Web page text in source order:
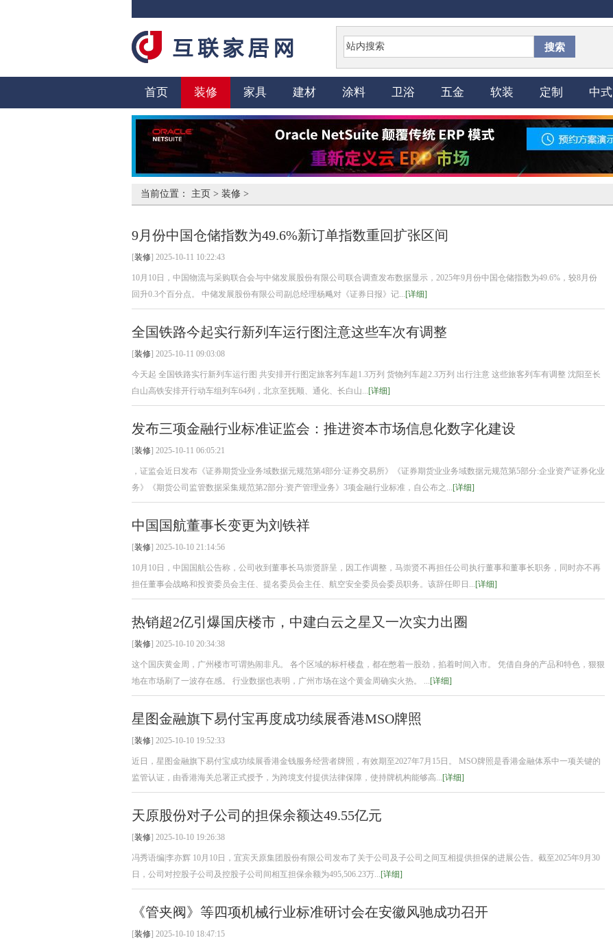
搜索
首页 装修 家具 建材 涂料 卫浴 五金 软装 定制 中式
当前位置： 主页 > 装修 >
9月份中国仓储指数为49.6%新订单指数重回扩张区间
[装修] 2025-10-11 10:22:43
10月10日，中国物流与采购联合会与中储发展股份有限公司联合调查发布数据显示，2025年9月份中国仓储指数为49.6%，较8月份
回升0.3个百分点。 中储发展股份有限公司副总经理杨飚对《证券日报》记...[详细]
全国铁路今起实行新列车运行图注意这些车次有调整
[装修] 2025-10-11 09:03:08
今天起 全国铁路实行新列车运行图 共安排开行图定旅客列车超1.3万列 货物列车超2.3万列 出行注意 这些旅客列车有调整 沈阳至长
白山高铁安排开行动车组列车64列，北京至抚顺、通化、长白山...[详细]
发布三项金融行业标准证监会：推进资本市场信息化数字化建设
[装修] 2025-10-11 06:05:21
，证监会近日发布《证券期货业业务域数据元规范第4部分:证券交易所》《证券期货业业务域数据元规范第5部分:企业资产证券化业
务》《期货公司监管数据采集规范第2部分:资产管理业务》3项金融行业标准，自公布之...[详细]
中国国航董事长变更为刘铁祥
[装修] 2025-10-10 21:14:56
10月10日，中国国航公告称，公司收到董事长马崇贤辞呈，因工作调整，马崇贤不再担任公司执行董事和董事长职务，同时亦不再
担任董事会战略和投资委员会主任、提名委员会主任、航空安全委员会委员职务。该辞任即日...[详细]
热销超2亿引爆国庆楼市，中建白云之星又一次实力出圈
[装修] 2025-10-10 20:34:38
这个国庆黄金周，广州楼市可谓热闹非凡。 各个区域的标杆楼盘，都在憋着一股劲，掐着时间入市。 凭借自身的产品和特色，狠狠
地在市场刷了一波存在感。 行业数据也表明，广州市场在这个黄金周确实火热。 ...[详细]
星图金融旗下易付宝再度成功续展香港MSO牌照
[装修] 2025-10-10 19:52:33
近日，星图金融旗下易付宝成功续展香港金钱服务经营者牌照，有效期至2027年7月15日。 MSO牌照是香港金融体系中一项关键的
监管认证，由香港海关总署正式授予，为跨境支付提供法律保障，使持牌机构能够高...[详细]
天原股份对子公司的担保余额达49.55亿元
[装修] 2025-10-10 19:26:38
冯秀语编|李亦辉 10月10日，宜宾天原集团股份有限公司发布了关于公司及子公司之间互相提供担保的进展公告。截至2025年9月30
日，公司对控股子公司及控股子公司间相互担保余额为495,506.23万...[详细]
《管夹阀》等四项机械行业标准研讨会在安徽风驰成功召开
[装修] 2025-10-10 18:47:15